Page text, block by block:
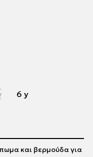
6 y
και βερμούδα για